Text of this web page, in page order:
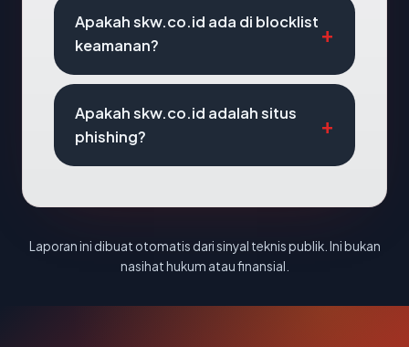
Apakah skw.co.id ada di blocklist
keamanan?
Apakah skw.co.id adalah situs
phishing?
Laporan ini dibuat otomatis dari sinyal teknis publik. Ini bukan
nasihat hukum atau finansial.